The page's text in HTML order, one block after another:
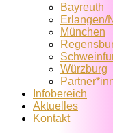
Bayreuth
Erlangen/
München
Würzburg
Infobereich
Aktuelles
Kontakt